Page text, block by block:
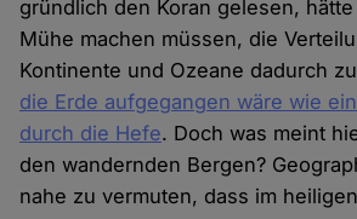
gründlich den Koran gelesen,
Mühe machen müssen, die
Kontinente und Ozeane dadurch
die Erde aufgegangen wäre wie
durch die Hefe. Doch was meint
den wandernden Bergen?
nahe zu vermuten, dass im